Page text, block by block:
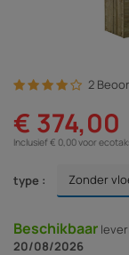
2
€ 374,00
Inclusief € 0,00 voor
type :
Beschikbaar
20/08/2026